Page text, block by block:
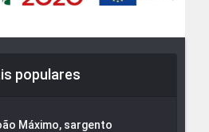
populares
Máximo, sargento